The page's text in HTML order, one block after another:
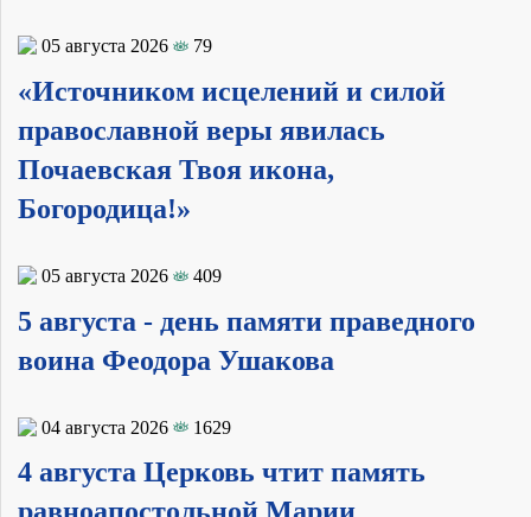
05 августа 2026 79
«Источником исцелений и силой
православной веры явилась
Почаевская Твоя икона,
Богородица!»
05 августа 2026 409
5 августа - день памяти праведного
воина Феодора Ушакова
04 августа 2026 1629
4 августа Церковь чтит память